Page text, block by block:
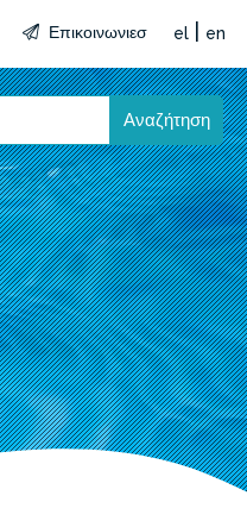
Επικοινωνιεσ el en
Αναζήτηση